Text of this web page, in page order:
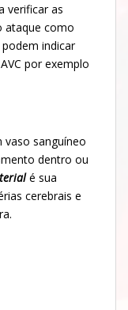
verificar as
ataque como
indicar
por exemplo
sanguíneo
dentro ou
é sua
cerebrais e